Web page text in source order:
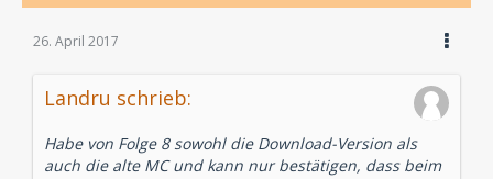
26. April 2017
Landru schrieb:
Habe von Folge 8 sowohl die Download-Version als
auch die alte MC und kann nur bestätigen, dass beim